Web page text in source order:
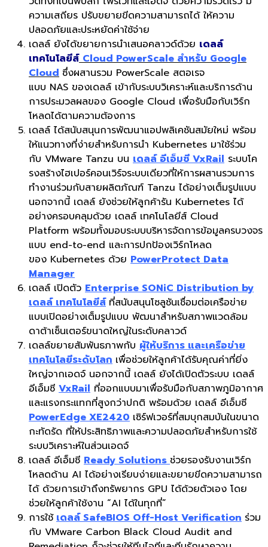
ความเสถียร ปรับขยายขีดความสามารถได้ ให้ความ
ปลอดภัยและประหยัดค่าใช้จ่าย
เดลล์ ยังได้ขยายการนำเสนอคลาวด์ด้วย เดลล์
เทคโนโลยีส์ Cloud PowerScale สำหรับ Google
Cloud ซึ่งผสานรวม PowerScale สตอเรจ
แบบ NAS ของเดลล์ เข้ากับระบบวิเคราะห์และบริการด้าน
การประมวลผลของ Google Cloud เพื่อรับมือกับเวิร์ก
โหลดได้ตามความต้องการ
เดลล์ ได้สนับสนุนการพัฒนาแอปพลิเคชันสมัยใหม่ พร้อม
ให้แนวทางที่ง่ายสำหรับการนำ Kubernetes มาใช้ร่วม
กับ VMware Tanzu บน เดลล์ อีเอ็มซี VxRail ระบบโค
รงสร้างไฮเปอร์คอนเวิร์จระบบเดียวที่ให้การผสานรวมการ
ทำงานร่วมกับสายผลิตภัณฑ์ Tanzu ได้อย่างเต็มรูปแบบ
นอกจากนี้ เดลล์ ยังช่วยให้ลูกค้ารัน Kubernetes ได้
อย่างครอบคลุมด้วย เดลล์ เทคโนโลยีส์ Cloud
Platform พร้อมทั้งมอบระบบบริหารจัดการข้อมูลครบวงจร
แบบ end-to-end และการปกป้องเวิร์กโหลด
ของ Kubernetes ด้วย PowerProtect Data
Manager
เดลล์ เปิดตัว Enterprise SONiC Distribution by
เดลล์ เทคโนโลยีส์ ที่สนับสนุนโซลูชันเชื่อมต่อเครือข่าย
แบบเปิดอย่างเต็มรูปแบบ พัฒนาสำหรับสภาพแวดล้อม
ดาต้าเซ็นเตอร์ขนาดใหญ่ในระดับคลาวด์
เดลล์ขยายสัมพันธภาพกับ ผู้ให้บริการ และเครือข่าย
เทคโนโลยีระดับโลก เพื่อช่วยให้ลูกค้าได้รับคุณค่าที่ยิ่ง
ใหญ่จากเอดจ์ นอกจากนี้ เดลล์ ยังได้เปิดตัวระบบ เดลล์
อีเอ็มซี VxRail ที่ออกแบบมาเพื่อรับมือกับสภาพภูมิอากาศ
และแรงกระแทกที่สูงกว่าปกติ พร้อมด้วย เดลล์ อีเอ็มซี
PowerEdge XE2420 เซิร์ฟเวอร์ที่สมบุกสมบันในขนาด
กะทัดรัด ที่ให้ประสิทธิภาพและความปลอดภัยสำหรับการใช้
ระบบวิเคราะห์ในส่วนเอดจ์
เดลล์ อีเอ็มซี Ready Solutionsช่วยรองรับงานเวิร์ก
โหลดด้าน AI ได้อย่างเรียบง่ายและขยายขีดความสามารถ
ได้ ด้วยการเข้าถึงทรัพยากร GPU ได้ด้วยตัวเอง โดย
ช่วยให้ลูกค้าใช้งาน “AI ได้ในทุกที่”
การใช้ เดลล์ SafeBIOS Off-Host Verification ร่วม
กับ VMware Carbon Black Cloud Audit and